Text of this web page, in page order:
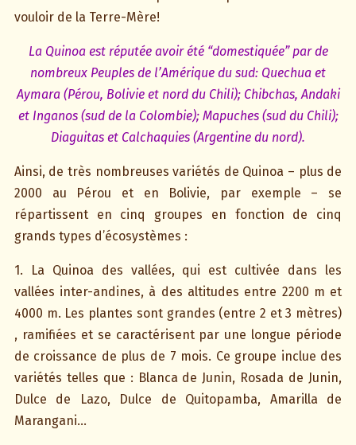
vouloir de la Terre-Mère!
La Quinoa est réputée avoir été “domestiquée” par de
nombreux Peuples de l’Amérique du sud: Quechua et
Aymara (Pérou, Bolivie et nord du Chili); Chibchas, Andaki
et Inganos (sud de la Colombie); Mapuches (sud du Chili);
Diaguitas et Calchaquies (Argentine du nord).
Ainsi, de très nombreuses variétés de Quinoa – plus de
2000 au Pérou et en Bolivie, par exemple – se
répartissent en cinq groupes en fonction de cinq
grands types d’écosystèmes :
1. La Quinoa des vallées, qui est cultivée dans les
vallées inter-andines, à des altitudes entre 2200 m et
4000 m. Les plantes sont grandes (entre 2 et 3 mètres)
, ramifiées et se caractérisent par une longue période
de croissance de plus de 7 mois. Ce groupe inclue des
variétés telles que : Blanca de Junin, Rosada de Junin,
Dulce de Lazo, Dulce de Quitopamba, Amarilla de
Marangani…